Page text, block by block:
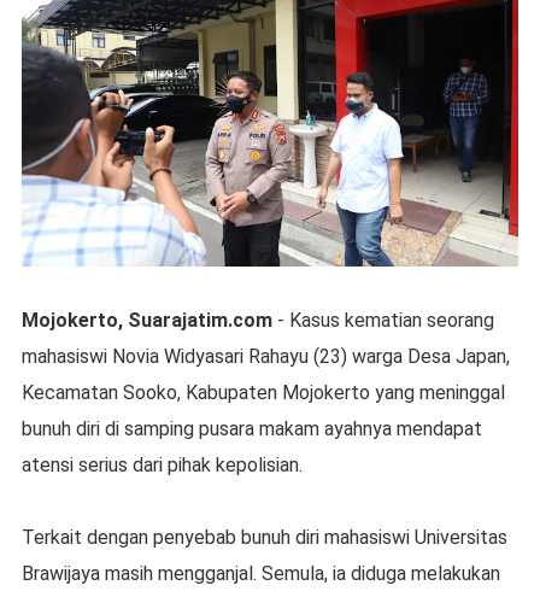
Mojokerto, Suarajatim.com- Kasus kematian seorang
mahasiswi Novia Widyasari Rahayu (23) warga Desa Japan,
Kecamatan Sooko, Kabupaten Mojokerto yang meninggal
bunuh diri di samping pusara makam ayahnya mendapat
atensi serius dari pihak kepolisian.
Terkait dengan penyebab bunuh diri mahasiswi Universitas
Brawijaya masih mengganjal. Semula, ia diduga melakukan